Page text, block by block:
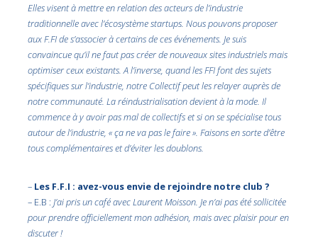
Elles visent à mettre en relation des acteurs de l’industrie
traditionnelle avec l’écosystème startups. Nous pouvons proposer
aux F.FI de s’associer à certains de ces événements. Je suis
convaincue qu’il ne faut pas créer de nouveaux sites industriels mais
optimiser ceux existants. A l’inverse, quand les FFI font des sujets
spécifiques sur l’industrie, notre Collectif peut les relayer auprès de
notre communauté. La réindustrialisation devient à la mode. Il
commence à y avoir pas mal de collectifs et si on se spécialise tous
autour de l’industrie, « ça ne va pas le faire ». Faisons en sorte d’être
tous complémentaires et d’éviter les doublons.
– Les F.F.I : avez-vous envie de rejoindre notre club ?
– E.B :J’ai pris un café avec Laurent Moisson. Je n’ai pas été sollicitée
pour prendre officiellement mon adhésion, mais avec plaisir pour en
discuter !